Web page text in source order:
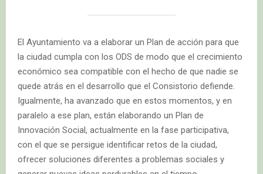
El Ayuntamiento va a elaborar un Plan de acción para que
la ciudad cumpla con los ODS de modo que el crecimiento
económico sea compatible con el hecho de que nadie se
quede atrás en el desarrollo que el Consistorio defiende.
Igualmente, ha avanzado que en estos momentos, y en
paralelo a ese plan, están elaborando un Plan de
Innovación Social, actualmente en la fase participativa,
con el que se persigue identificar retos de la ciudad,
ofrecer soluciones diferentes a problemas sociales y